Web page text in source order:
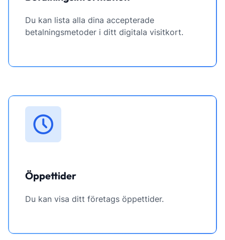
Du kan lista alla dina accepterade
betalningsmetoder i ditt digitala visitkort.
Öppettider
Du kan visa ditt företags öppettider.